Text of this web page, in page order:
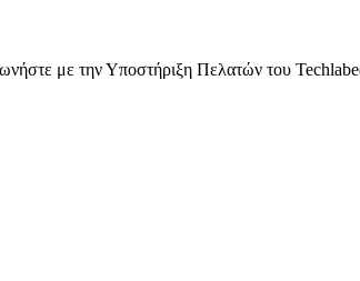
με την Υποστήριξη Πελατών του